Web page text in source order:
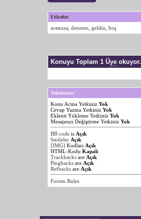
Etiketler
aramıza deneme geldin hoş
Konuyu Toplam 1 Üye okuyor.
Yetkileriniz
Konu Acma Yetkiniz Yok
Cevap Yazma Yetkiniz Yok
Eklenti Yükleme Yetkiniz Yok
Mesajınızı Değiştirme Yetkiniz Yok
BB code is Açık
Smileler Açık
[IMG] Kodları Açık
HTML-Kodu Kapalı
Trackbacks are Açık
Pingbacks are Açık
Refbacks are Açık
Forum Rules